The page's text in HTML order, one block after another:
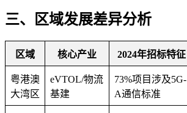
三、区域发展差异分析
区域 核心产业 2024年招标特征
粤港澳
大湾区
eVTOL/物流
基建
73%项目涉及5G-
A通信标准